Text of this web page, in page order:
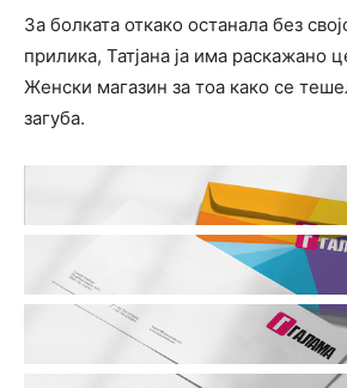
За болката откако останала без
прилика, Татјана ја има раскажано
Женски магазин за тоа како се
загуба.